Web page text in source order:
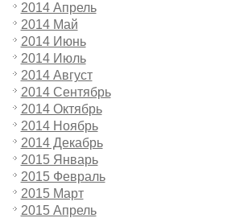
2014 Апрель
2014 Май
2014 Июнь
2014 Июль
2014 Август
2014 Сентябрь
2014 Октябрь
2014 Ноябрь
2014 Декабрь
2015 Январь
2015 Февраль
2015 Март
2015 Апрель